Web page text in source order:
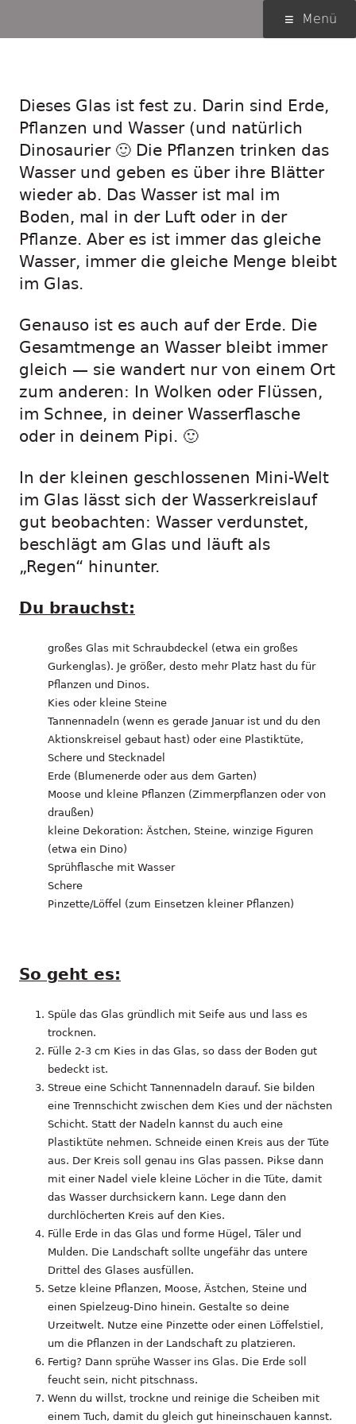
Menü
Menü
Dieses Glas ist fest zu. Darin sind Erde,
Pflanzen und Wasser (und natürlich
Dinosaurier 🙂 Die Pflanzen trinken das
Wasser und geben es über ihre Blätter
wieder ab. Das Wasser ist mal im
Boden, mal in der Luft oder in der
Pflanze. Aber es ist immer das gleiche
Wasser, immer die gleiche Menge bleibt
im Glas.
Genauso ist es auch auf der Erde. Die
Gesamtmenge an Wasser bleibt immer
gleich — sie wandert nur von einem Ort
zum anderen: In Wolken oder Flüssen,
im Schnee, in deiner Wasserflasche
oder in deinem Pipi. 🙂
In der kleinen geschlossenen Mini-Welt
im Glas lässt sich der Wasserkreislauf
gut beobachten: Wasser verdunstet,
beschlägt am Glas und läuft als
„Regen“ hinunter.
Du brauchst:
großes Glas mit Schraubdeckel (etwa ein großes
Gurkenglas). Je größer, desto mehr Platz hast du für
Pflanzen und Dinos.
Kies oder kleine Steine
Tannennadeln (wenn es gerade Januar ist und du den
Aktionskreisel gebaut hast) oder eine Plastiktüte,
Schere und Stecknadel
Erde (Blumenerde oder aus dem Garten)
Moose und kleine Pflanzen (Zimmerpflanzen oder von
draußen)
kleine Dekoration: Ästchen, Steine, winzige Figuren
(etwa ein Dino)
Sprühflasche mit Wasser
Schere
Pinzette/Löffel (zum Einsetzen kleiner Pflanzen)
So geht es:
Spüle das Glas gründlich mit Seife aus und lass es
trocknen.
Fülle 2-3 cm Kies in das Glas, so dass der Boden gut
bedeckt ist.
Streue eine Schicht Tannennadeln darauf. Sie bilden
eine Trennschicht zwischen dem Kies und der nächsten
Schicht. Statt der Nadeln kannst du auch eine
Plastiktüte nehmen. Schneide einen Kreis aus der Tüte
aus. Der Kreis soll genau ins Glas passen. Pikse dann
mit einer Nadel viele kleine Löcher in die Tüte, damit
das Wasser durchsickern kann. Lege dann den
durchlöcherten Kreis auf den Kies.
Fülle Erde in das Glas und forme Hügel, Täler und
Mulden. Die Landschaft sollte ungefähr das untere
Drittel des Glases ausfüllen.
Setze kleine Pflanzen, Moose, Ästchen, Steine und
einen Spielzeug-Dino hinein. Gestalte so deine
Urzeitwelt. Nutze eine Pinzette oder einen Löffelstiel,
um die Pflanzen in der Landschaft zu platzieren.
Fertig? Dann sprühe Wasser ins Glas. Die Erde soll
feucht sein, nicht pitschnass.
Wenn du willst, trockne und reinige die Scheiben mit
einem Tuch, damit du gleich gut hineinschauen kannst.